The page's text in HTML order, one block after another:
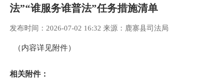
法”“谁服务谁普法”任务措施清单
发布时间：2026-07-02 16:32 来源：鹿寨县司法局
（内容详见附件）
相关附件：